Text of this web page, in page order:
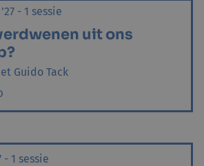
- 1 sessie
uit ons
Guido Tack
1 sessie